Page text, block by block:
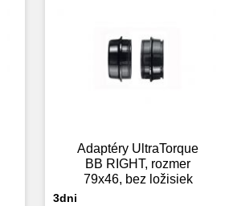
Adaptéry UltraTorque
BB RIGHT, rozmer
79x46, bez ložisiek
3dni